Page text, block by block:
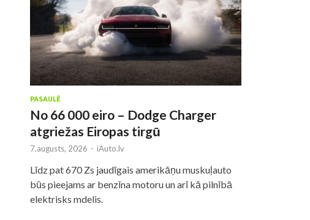
PASAULĒ
No 66 000 eiro – Dodge Charger
atgriežas Eiropas tirgū
7.augusts, 2026 - iAuto.lv
Līdz pat 670 Zs jaudīgais amerikāņu muskuļauto
būs pieejams ar benzīna motoru un arī kā pilnībā
elektrisks mdelis.